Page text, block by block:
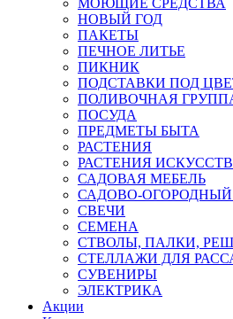
МОЮЩИЕ СРЕДСТВА
НОВЫЙ ГОД
ПАКЕТЫ
ПЕЧНОЕ ЛИТЬЕ
ПИКНИК
ПОДСТАВКИ ПОД
ПОЛИВОЧНАЯ
ПОСУДА
ПРЕДМЕТЫ БЫТА
РАСТЕНИЯ
РАСТЕНИЯ
САДОВАЯ МЕБЕЛЬ
САДОВО-ОГОРОДНЫЙ
СВЕЧИ
СЕМЕНА
СТВОЛЫ, ПАЛКИ,
СТЕЛЛАЖИ ДЛЯ
СУВЕНИРЫ
ЭЛЕКТРИКА
Акции